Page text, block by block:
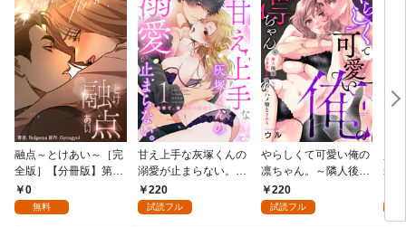
融点～とけあい～［完
全版］【分冊版】第1
話0
無料
甘え上手な灰塚くんの
溺愛が止まらない。純
情で、健気で…絶倫！
(1)
220
試読フル
やらしくて可愛い俺の
凛ちゃん。～隣人後輩
くんのイキすぎた執着
にハメ堕とされる～(1)
220
試読フル
装
感
【